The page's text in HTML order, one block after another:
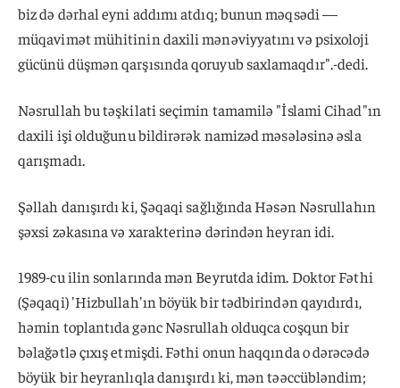
biz də dərhal eyni addımı atdıq; bunun məqsədi —
müqavimət mühitinin daxili mənəviyyatını və psixoloji
gücünü düşmən qarşısında qoruyub saxlamaqdır".-dedi.
Nəsrullah bu təşkilati seçimin tamamilə "İslami Cihad"ın
daxili işi olduğunu bildirərək namizəd məsələsinə əsla
qarışmadı.
Şəllah danışırdı ki, Şəqaqi sağlığında Həsən Nəsrullahın
şəxsi zəkasına və xarakterinə dərindən heyran idi.
1989-cu ilin sonlarında mən Beyrutda idim. Doktor Fəthi
(Şəqaqi) 'Hizbullah'ın böyük bir tədbirindən qayıdırdı,
həmin toplantıda gənc Nəsrullah olduqca coşqun bir
bəlağətlə çıxış etmişdi. Fəthi onun haqqında o dərəcədə
böyük bir heyranlıqla danışırdı ki, mən təəccübləndim;